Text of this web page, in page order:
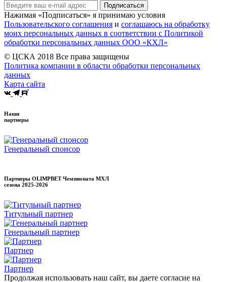
Подписаться
Нажимая «Подписаться» я принимаю условия
Пользовательского соглашения и соглашаюсь на обработку
моих персональных данных в соответствии с Политикой
обработки персональных данных ООО «КХЛ»
© ЦСКА 2018 Все права защищены
Политика компании в области обработки персональных
данных
Карта сайта
Наши
партнеры
Генеральный спонсор
Партнеры OLIMPBET Чемпионата МХЛ
сезона 2025-2026
Титульный партнер
Генеральный партнер
Партнер
Партнер
Продолжая использовать наш сайт, вы даете согласие на